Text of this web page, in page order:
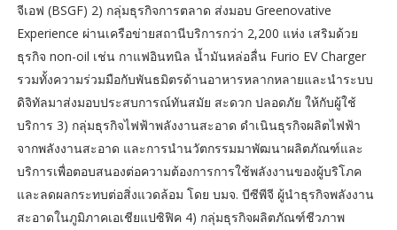
จีเอฟ (BSGF) 2) กลุ่มธุรกิจการตลาด ส่งมอบ Greenovative
Experience ผ่านเครือข่ายสถานีบริการกว่า 2,200 แห่ง เสริมด้วย
ธุรกิจ non-oil เช่น กาแฟอินทนิล น้ำมันหล่อลื่น Furio EV Charger
รวมทั้งความร่วมมือกับพันธมิตรด้านอาหารหลากหลายและนำระบบ
ดิจิทัลมาส่งมอบประสบการณ์ทันสมัย สะดวก ปลอดภัย ให้กับผู้ใช้
บริการ 3) กลุ่มธุรกิจไฟฟ้าพลังงานสะอาด ดำเนินธุรกิจผลิตไฟฟ้า
จากพลังงานสะอาด และการนำนวัตกรรมมาพัฒนาผลิตภัณฑ์และ
บริการเพื่อตอบสนองต่อความต้องการการใช้พลังงานของผู้บริโภค
และลดผลกระทบต่อสิ่งแวดล้อม โดย บมจ. บีซีพีจี ผู้นำธุรกิจพลังงาน
สะอาดในภูมิภาคเอเชียแปซิฟิค 4) กลุ่มธุรกิจผลิตภัณฑ์ชีวภาพ